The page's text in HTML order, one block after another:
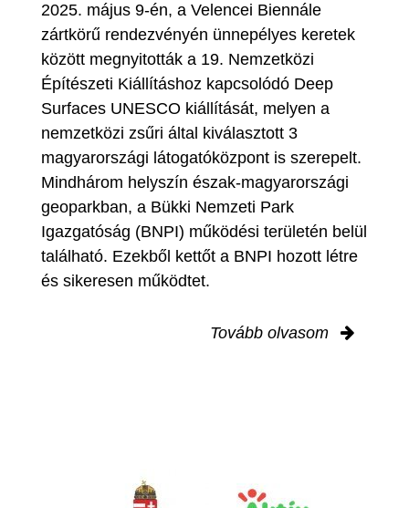
2025. május 9-én, a Velencei Biennále
zártkörű rendezvényén ünnepélyes keretek
között megnyitották a 19. Nemzetközi
Építészeti Kiállításhoz kapcsolódó Deep
Surfaces UNESCO kiállítását, melyen a
nemzetközi zsűri által kiválasztott 3
magyarországi látogatóközpont is szerepelt.
Mindhárom helyszín észak-magyarországi
geoparkban, a Bükki Nemzeti Park
Igazgatóság (BNPI) működési területén belül
található. Ezekből kettőt a BNPI hozott létre
és sikeresen működtet.
Tovább olvasom